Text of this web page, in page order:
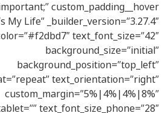
My Life” _builder_version=”3.27.4″
text_font_size=”42″
background_size=”initial”
background_position=”top_left”
text_orientation=”right”
custom_margin=”5%|4%|4%|8%”
text_font_size_phone=”28″